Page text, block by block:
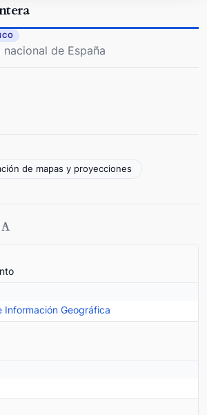
de España
de mapas y proyecciones
Información Geográfica